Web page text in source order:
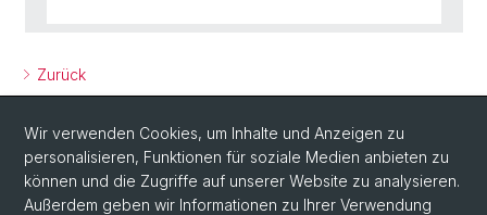
Zurück
Wir verwenden Cookies, um Inhalte und Anzeigen zu
personalisieren, Funktionen für soziale Medien anbieten zu
können und die Zugriffe auf unserer Website zu analysieren.
Außerdem geben wir Informationen zu Ihrer Verwendung